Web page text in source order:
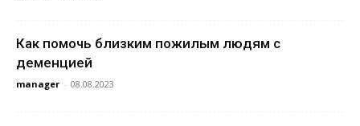
Как помочь близким пожилым людям с
деменцией
manager - 08.08.2023